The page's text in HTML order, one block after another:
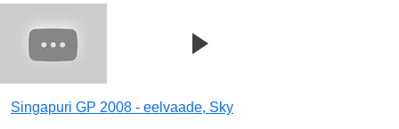
Singapuri GP 2008 - eelvaade, Sky